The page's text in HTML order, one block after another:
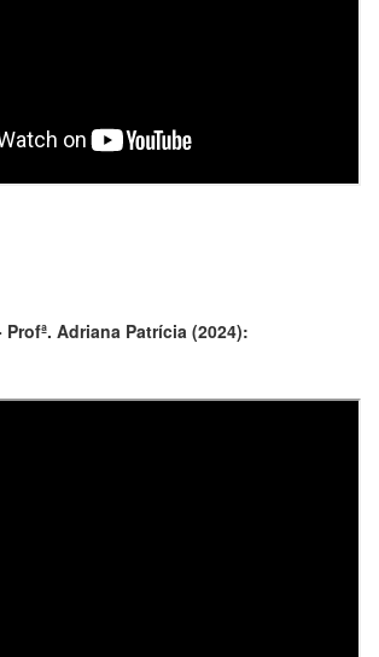
Adriana Patrícia (2024):